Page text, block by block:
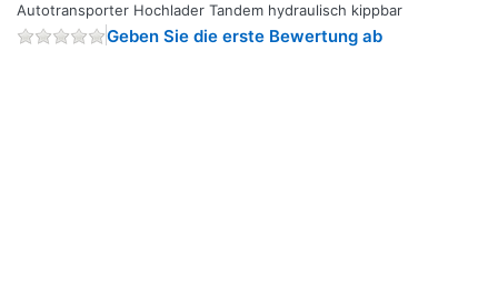
Autotransporter Hochlader Tandem hydraulisch kippbar
Geben Sie die erste Bewertung ab